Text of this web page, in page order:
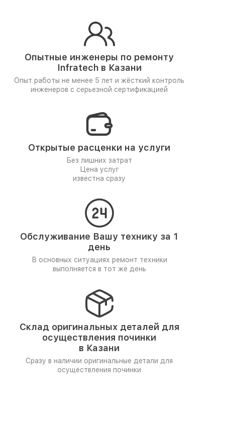
Опытные инженеры по ремонту
Infratech в Казани
Опыт работы не менее 5 лет и жёсткий контроль
инженеров с серьезной сертификацией
Открытые расценки на услуги
Без лишних затрат
Цена услуг
известна сразу
Обслуживание Вашу технику за 1
день
В основных ситуациях ремонт техники
выполняется в тот же день
Склад оригинальных деталей для
осуществления починки
в Казани
Сразу в наличии оригинальные детали для
осуществления починки